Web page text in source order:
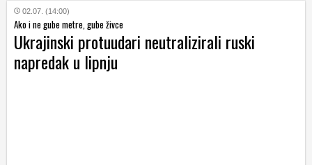
02.07. (14:00)
Ako i ne gube metre, gube živce
Ukrajinski protuudari neutralizirali ruski
napredak u lipnju